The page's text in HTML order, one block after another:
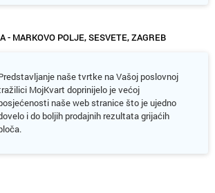
- MARKOVO POLJE, SESVETE, ZAGREB
naše tvrtke na Vašoj poslovnoj
MojKvart doprinijelo je većoj
naše web stranice što je ujedno
i do boljih prodajnih rezultata grijaćih